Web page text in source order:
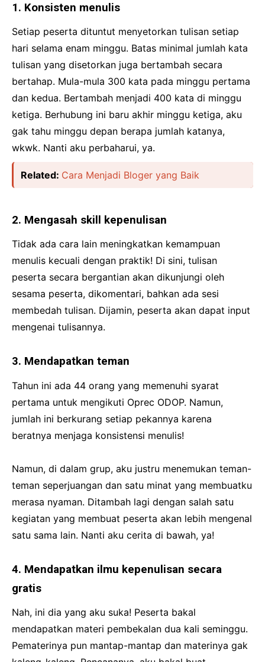
1. Konsisten menulis
Setiap peserta dituntut menyetorkan tulisan setiap
hari selama enam minggu. Batas minimal jumlah kata
tulisan yang disetorkan juga bertambah secara
bertahap. Mula-mula 300 kata pada minggu pertama
dan kedua. Bertambah menjadi 400 kata di minggu
ketiga. Berhubung ini baru akhir minggu ketiga, aku
gak tahu minggu depan berapa jumlah katanya,
wkwk. Nanti aku perbaharui, ya.
Related: Cara Menjadi Bloger yang Baik
2. Mengasah skill kepenulisan
Tidak ada cara lain meningkatkan kemampuan
menulis kecuali dengan praktik! Di sini, tulisan
peserta secara bergantian akan dikunjungi oleh
sesama peserta, dikomentari, bahkan ada sesi
membedah tulisan. Dijamin, peserta akan dapat input
mengenai tulisannya.
3. Mendapatkan teman
Tahun ini ada 44 orang yang memenuhi syarat
pertama untuk mengikuti Oprec ODOP. Namun,
jumlah ini berkurang setiap pekannya karena
beratnya menjaga konsistensi menulis!
Namun, di dalam grup, aku justru menemukan teman-
teman seperjuangan dan satu minat yang membuatku
merasa nyaman. Ditambah lagi dengan salah satu
kegiatan yang membuat peserta akan lebih mengenal
satu sama lain. Nanti aku cerita di bawah, ya!
4. Mendapatkan ilmu kepenulisan secara
gratis
Nah, ini dia yang aku suka! Peserta bakal
mendapatkan materi pembekalan dua kali seminggu.
Pematerinya pun mantap-mantap dan materinya gak